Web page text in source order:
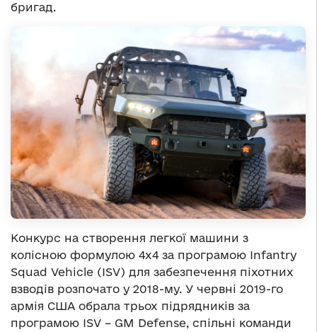
бригад.
Конкурс на створення легкої машини з
колісною формулою 4х4 за програмою Infantry
Squad Vehicle (ISV) для забезпечення піхотних
взводів розпочато у 2018-му. У червні 2019-го
армія США обрала трьох підрядників за
програмою ISV – GM Defense, спільні команди